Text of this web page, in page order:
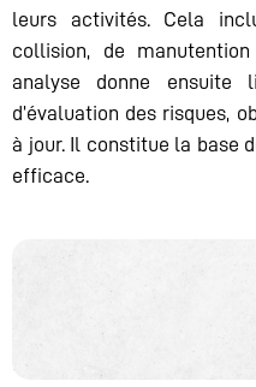
leurs activités. Cela
collision, de
analyse donne ensuite
d’évaluation des risques,
à jour. Il constitue la base
efficace.